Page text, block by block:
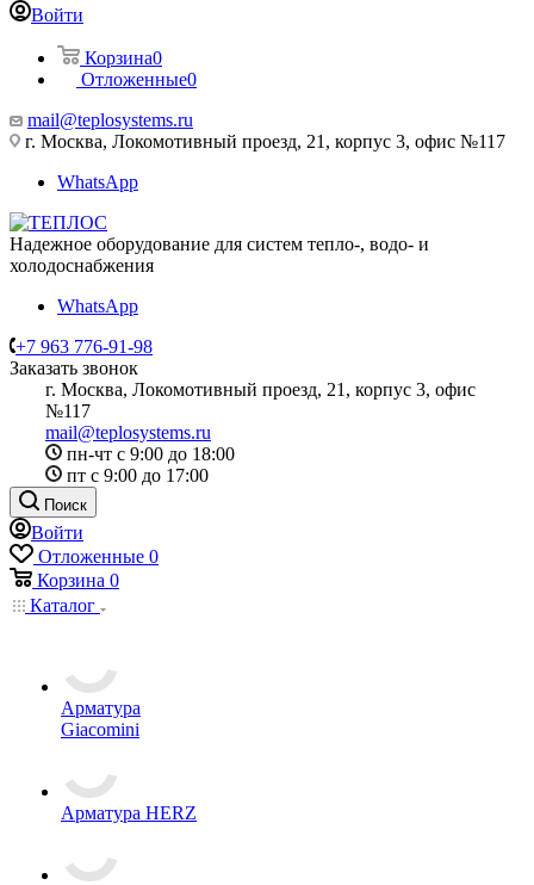
Войти
Корзина0
Отложенные0
mail@teplosystems.ru
г. Москва, Локомотивный проезд, 21, корпус 3, офис №117
WhatsApp
Надежное оборудование для систем тепло-, водо- и
холодоснабжения
WhatsApp
+7 963 776-91-98
Заказать звонок
г. Москва, Локомотивный проезд, 21, корпус 3, офис
№117
mail@teplosystems.ru
пн-чт с 9:00 до 18:00
пт с 9:00 до 17:00
Поиск
Войти
Отложенные 0
Корзина 0
Каталог
Арматура
Giacomini
Арматура HERZ